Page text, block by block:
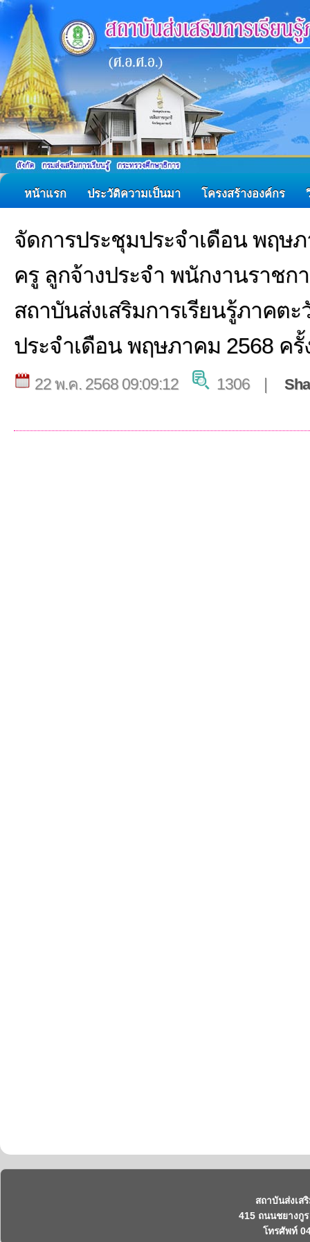
หน้าแรก ประวัติความเป็นมา โครงสร้างองค์กร
จัดการประชุมประจำเดือน พฤษ
ครู ลูกจ้างประจำ พนักงานราชก
สถาบันส่งเสริมการเรียนรู้ภาคตะ
ประจำเดือน พฤษภาคม 2568 ครั้
22 พ.ค. 2568 09:09:12 1306 |
สถาบันส่งเส
415 ถนนชยางกู
โทรศัพท์